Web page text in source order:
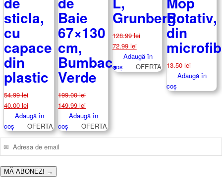
sticla,
cu
capace
din
plastic
54.99lei
Prețul
inițial
a
fost:
54.99 lei.
40.00 leiPrețul
curent
este:
40.00 lei.
Adaugă în
coș
OFERTA
Baie
67×130
cm,
Bumbac,
Verde
199.00lei
Prețul
inițial
a
fost:
199.00 lei.
149.99leiPrețul
curent
este:
149.99 lei.
Adaugă în
coș
OFERTA
Grunberg
128.99lei
Prețul
inițial
a
fost:
72.99 leiPrețul
curent
este:
72.99 lei.
Adaugă în
coș
OFERTA
Rotativ,
din
13.50lei
Adaugă în
coș
MĂ ABONEZ! →